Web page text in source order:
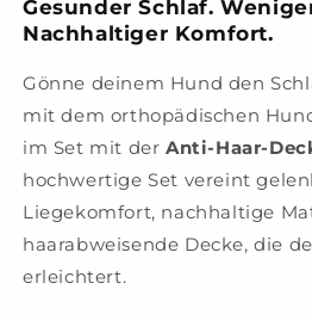
Gesunder Schlaf.
Nachhaltiger Komfort.
Gönne deinem Hund den
mit dem orthopädischen
im Set mit der Anti-Haar-
hochwertige Set vereint
Liegekomfort, nachhaltige
haarabweisende Decke, die
erleichtert.